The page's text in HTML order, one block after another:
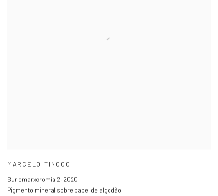
MARCELO TINOCO
Burlemarxcromia 2, 2020
Pigmento mineral sobre papel de algodão